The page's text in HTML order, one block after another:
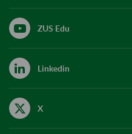
ZUS Edu
Linkedin
X